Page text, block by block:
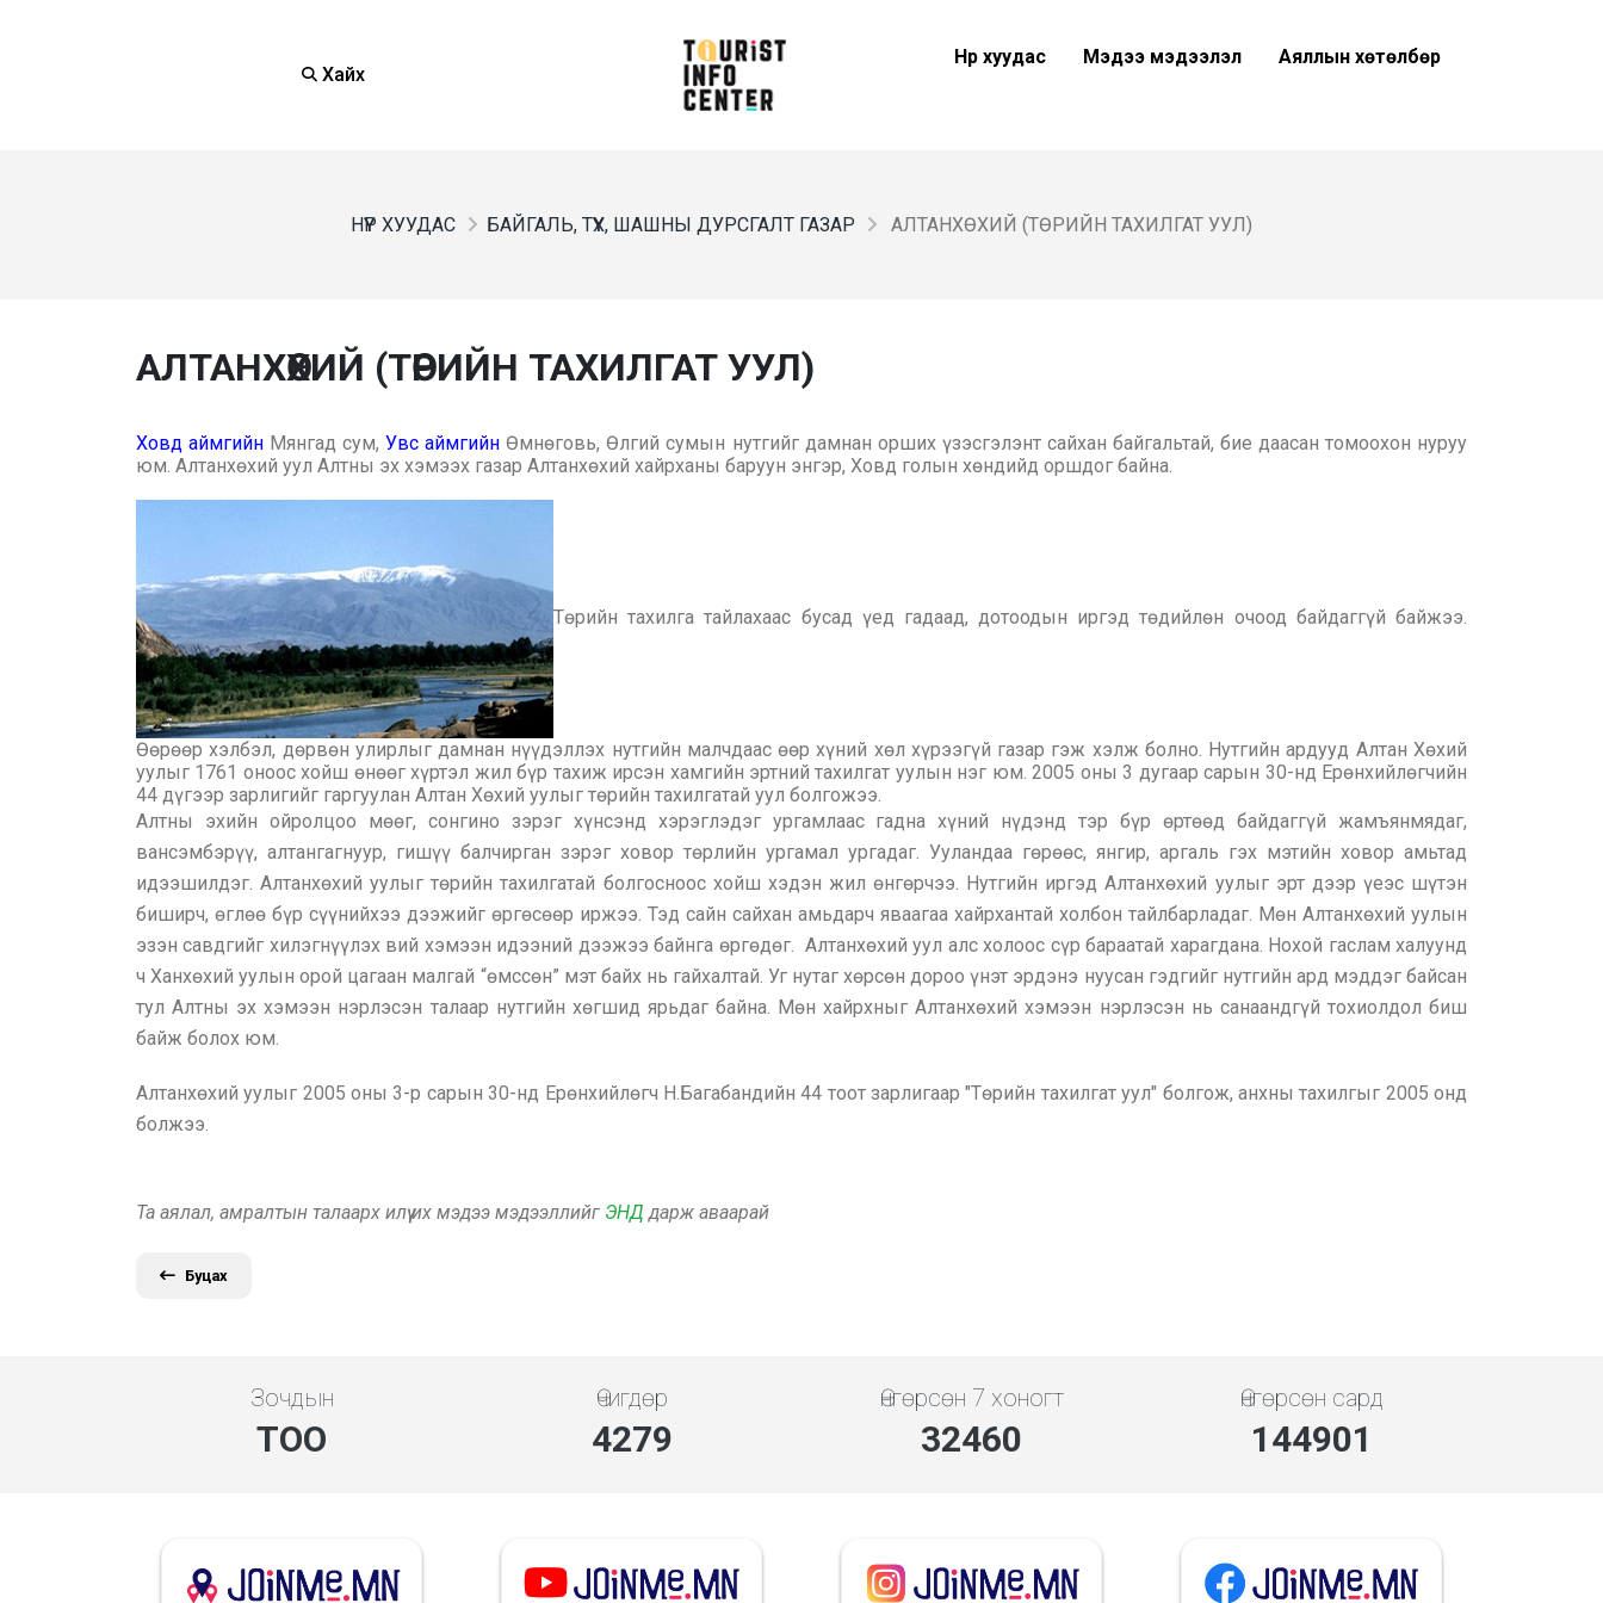
Хайх
Нүүр хуудас Мэдээ мэдээлэл Аяллын хөтөлбөр
НҮҮР ХУУДАС БАЙГАЛЬ, ТҮҮХ, ШАШНЫ ДУРСГАЛТ ГАЗАР АЛТАНХӨХИЙ (ТӨРИЙН ТАХИЛГАТ УУЛ)
АЛТАНХӨХИЙ (ТӨРИЙН ТАХИЛГАТ УУЛ)
Ховд аймгийн Мянгад сум,Увс аймгийн Өмнөговь, Өлгий сумын нутгийг дамнан орших үзэсгэлэнт сайхан байгальтай, бие даасан томоохон нуруу
юм. Алтанхөхий уул Алтны эх хэмээх газар Алтанхөхий хайрханы баруун энгэр, Ховд голын хөндийд оршдог байна.
Төрийн тахилга тайлахаас бусад үед гадаад, дотоодын иргэд төдийлөн очоод байдаггүй байжээ.
Өөрөөр хэлбэл, дөрвөн улирлыг дамнан нүүдэллэх нутгийн малчдаас өөр хүний хөл хүрээгүй газар гэж хэлж болно. Нутгийн ардууд Алтан Хөхий
уулыг 1761 оноос хойш өнөөг хүртэл жил бүр тахиж ирсэн хамгийн эртний тахилгат уулын нэг юм. 2005 оны 3 дугаар сарын 30-нд Ерөнхийлөгчийн
44 дүгээр зарлигийг гаргуулан Алтан Хөхий уулыг төрийн тахилгатай уул болгожээ.
Алтны эхийн ойролцоо мөөг, сонгино зэрэг хүнсэнд хэрэглэдэг ургамлаас гадна хүний нүдэнд тэр бүр өртөөд байдаггүй жамъянмядаг,
вансэмбэрүү, алтангагнуур, гишүү балчирган зэрэг ховор төрлийн ургамал ургадаг. Ууландаа гөрөөс, янгир, аргаль гэх мэтийн ховор амьтад
идээшилдэг. Алтанхөхий уулыг төрийн тахилгатай болгосноос хойш хэдэн жил өнгөрчээ. Нутгийн иргэд Алтанхөхий уулыг эрт дээр үеэс шүтэн
биширч, өглөө бүр сүүнийхээ дээжийг өргөсөөр иржээ. Тэд сайн сайхан амьдарч яваагаа хайрхантай холбон тайлбарладаг. Мөн Алтанхөхий уулын
эзэн савдгийг хилэгнүүлэх вий хэмээн идээний дээжээ байнга өргөдөг. Алтанхөхий уул алс холоос сүр бараатай харагдана. Нохой гаслам халуунд
ч Ханхөхий уулын орой цагаан малгай “өмссөн” мэт байх нь гайхалтай. Уг нутаг хөрсөн дороо үнэт эрдэнэ нуусан гэдгийг нутгийн ард мэддэг байсан
тул Алтны эх хэмээн нэрлэсэн талаар нутгийн хөгшид ярьдаг байна. Мөн хайрхныг Алтанхөхий хэмээн нэрлэсэн нь санаандгүй тохиолдол биш
байж болох юм.
Алтанхөхий уулыг 2005 оны 3-р сарын 30-нд Ерөнхийлөгч Н.Багабандийн 44 тоот зарлигаар "Төрийн тахилгат уул" болгож, анхны тахилгыг 2005 онд
болжээ.
Та аялал, амралтын талаарх илүү их мэдээ мэдээллийг ЭНД дарж аваарай
Буцах
Зочдын
ТОО
Өчигдөр
4279
Өнгөрсөн 7 хоногт
32460
Өнгөрсөн сард
144901